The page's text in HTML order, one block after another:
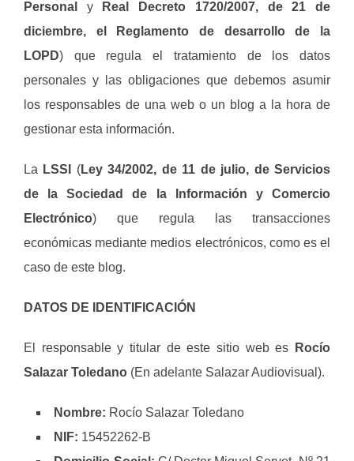
Personal
y
Real Decreto 1720/2007, de 21 de
diciembre, el Reglamento de desarrollo de la
LOPD) que regula el tratamiento de los datos
personales y las obligaciones que debemos asumir
los responsables de una web o un blog a la hora de
gestionar esta información.
La LSSI (Ley 34/2002, de 11 de julio, de Servicios
de la Sociedad de la Información y Comercio
Electrónico) que regula las transacciones
económicas mediante medios electrónicos, como es el
caso de este blog.
DATOS DE IDENTIFICACIÓN
El responsable y titular de este sitio web es
Rocío
Salazar Toledano (En adelante Salazar Audiovisual).
Nombre: Rocío Salazar Toledano
NIF: 15452262-B